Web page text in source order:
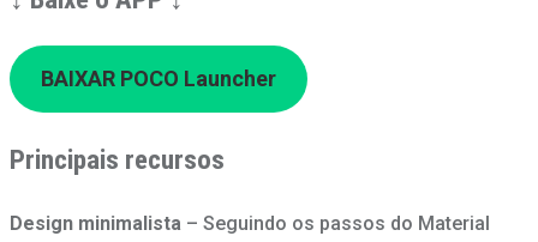
BAIXAR POCO Launcher
Principais recursos
Design minimalista – Seguindo os passos do Material